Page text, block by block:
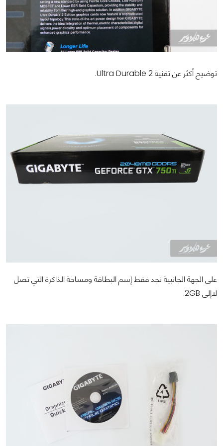
توضيح أكثر عن تقنية Ultra Durable 2.
على الجهة الجانبية نجد فقط إسم البطاقة ومساحة الذاكرة التي تصل
لاإلى 2GB.